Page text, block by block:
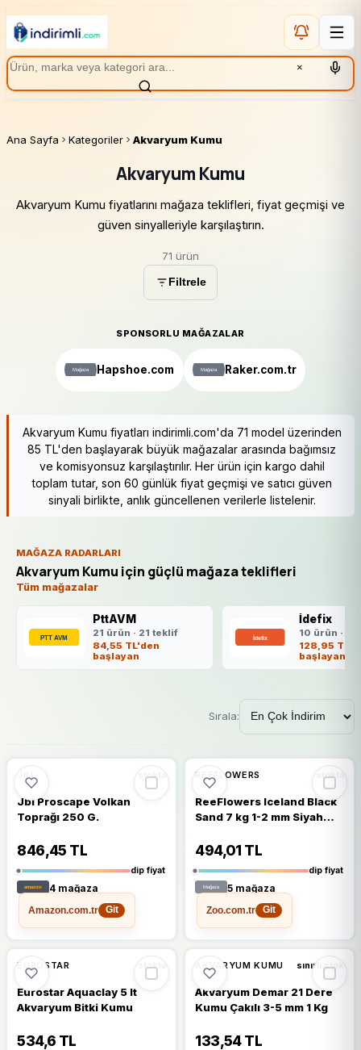
×
Ana Sayfa Kategoriler Akvaryum Kumu
Akvaryum Kumu
Akvaryum Kumu fiyatlarını mağaza teklifleri, fiyat geçmişi ve
güven sinyalleriyle karşılaştırın.
71 ürün
Filtrele
SPONSORLU MAĞAZALAR
Hapshoe.com Raker.com.tr
Akvaryum Kumu fiyatları indirimli.com'da 71 model üzerinden
85 TL'den başlayarak büyük mağazalar arasında bağımsız
ve komisyonsuz karşılaştırılır. Her ürün için kargo dahil
toplam tutar, son 60 günlük fiyat geçmişi ve satıcı güven
sinyali birlikte, anlık güncellenen verilerle listelenir.
MAĞAZA RADARLARI
Akvaryum Kumu için güçlü mağaza teklifleri
Tüm mağazalar
PttAVM
21 ürün · 21 teklif
84,55 TL'den
başlayan
İdefix
10 ürün ·
128,95
başlayan
Sırala:
%51 %51 DÜŞTÜ
JBL stokta
Jbl Proscape Volkan
Toprağı 250 G.
846,45 TL
dip fiyat
4 mağaza
Amazon.com.tr
Git
%45 %45 DÜŞTÜ
REEFLOWERS stokta
ReeFlowers Iceland Black
Sand 7 kg 1-2 mm Siyah
494,01 TL
dip fiyat
5 mağaza
Zoo.com.tr
Git
%37 DÜŞTÜ
EUROSTAR stokta
Eurostar Aquaclay 5 lt
Akvaryum Bitki Kumu
534,6 TL
AKVARYUM KUMU sınırlı stok
Akvaryum Demar 21 Dere
Kumu Çakılı 3-5 mm 1 Kg
133,54 TL